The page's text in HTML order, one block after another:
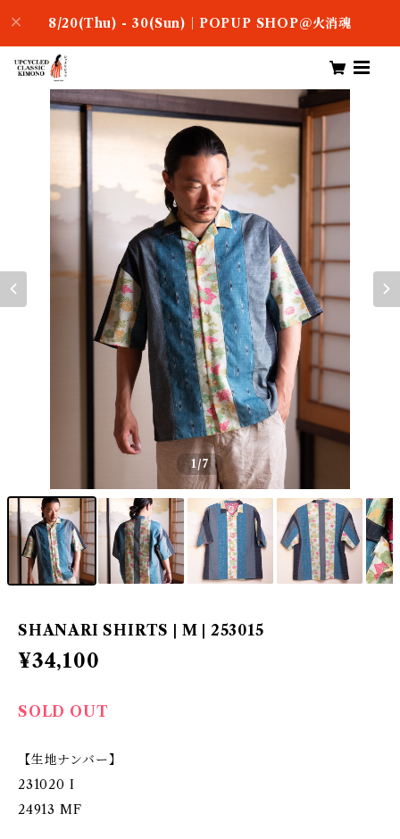
8/20(Thu) - 30(Sun)｜POPUP SHOP＠火消魂
1/7
SHANARI SHIRTS | M | 253015
¥34,100
SOLD OUT
【生地ナンバー】
231020 I
24913 MF